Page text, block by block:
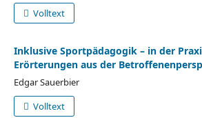
Volltext
Inklusive Sportpädagogik – in der
Erörterungen aus der
Edgar Sauerbier
Volltext